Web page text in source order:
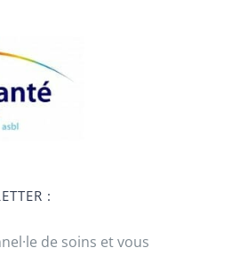
:
de soins et vous